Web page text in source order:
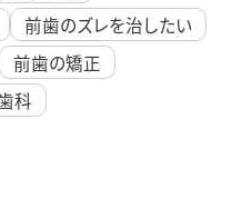
前歯のズレを治したい
前歯の矯正
科